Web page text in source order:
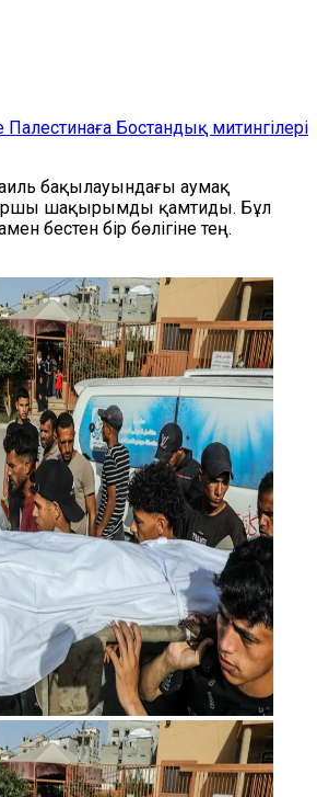
Бостандық митингілері
бақылауындағы аумақ
шақырымды қамтиды. Бұл
бестен бір бөлігіне тең.